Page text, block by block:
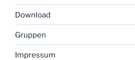
Download
Gruppen
Impressum